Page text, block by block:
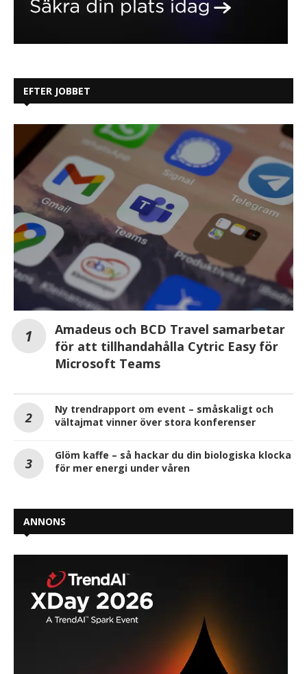
EFTER JOBBET
Amadeus och BCD Travel samarbetar
för att tillhandahålla Cytric Easy för
Microsoft Teams
Ny trendrapport om event – småskaligt och
vältajmat vinner över stora konferenser
Glöm kaffe – så hackar du din biologiska klocka
för mer energi under våren
ANNONS